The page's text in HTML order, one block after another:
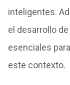
inteligentes.
el desarrollo
esenciales para
este contexto.